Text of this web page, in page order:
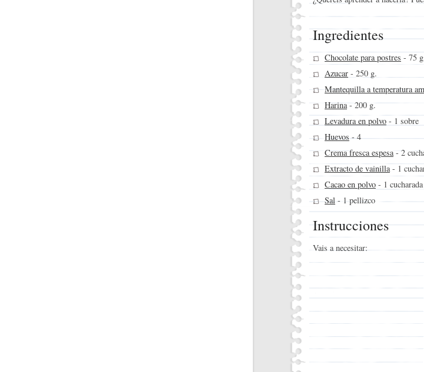
Ingredientes
Chocolate para postres - 75
Azucar - 250 g.
Mantequilla a temperatura
Harina- 200 g.
Levadura en polvo - 1 sobre
Huevos- 4
Crema fresca espesa- 2
Extracto de vainilla- 1
Cacao en polvo - 1 cucharada
Sal - 1 pellizco
Instrucciones
Vais a necesitar: